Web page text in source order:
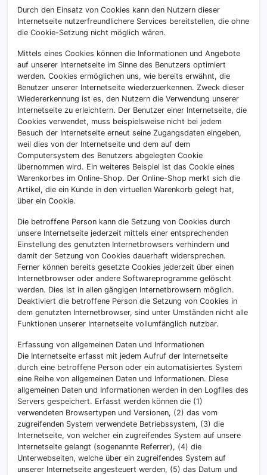
Durch den Einsatz von Cookies kann den Nutzern dieser
Internetseite nutzerfreundlichere Services bereitstellen, die ohne
die Cookie-Setzung nicht möglich wären.
Mittels eines Cookies können die Informationen und Angebote
auf unserer Internetseite im Sinne des Benutzers optimiert
werden. Cookies ermöglichen uns, wie bereits erwähnt, die
Benutzer unserer Internetseite wiederzuerkennen. Zweck dieser
Wiedererkennung ist es, den Nutzern die Verwendung unserer
Internetseite zu erleichtern. Der Benutzer einer Internetseite, die
Cookies verwendet, muss beispielsweise nicht bei jedem
Besuch der Internetseite erneut seine Zugangsdaten eingeben,
weil dies von der Internetseite und dem auf dem
Computersystem des Benutzers abgelegten Cookie
übernommen wird. Ein weiteres Beispiel ist das Cookie eines
Warenkorbes im Online-Shop. Der Online-Shop merkt sich die
Artikel, die ein Kunde in den virtuellen Warenkorb gelegt hat,
über ein Cookie.
Die betroffene Person kann die Setzung von Cookies durch
unsere Internetseite jederzeit mittels einer entsprechenden
Einstellung des genutzten Internetbrowsers verhindern und
damit der Setzung von Cookies dauerhaft widersprechen.
Ferner können bereits gesetzte Cookies jederzeit über einen
Internetbrowser oder andere Softwareprogramme gelöscht
werden. Dies ist in allen gängigen Internetbrowsern möglich.
Deaktiviert die betroffene Person die Setzung von Cookies in
dem genutzten Internetbrowser, sind unter Umständen nicht alle
Funktionen unserer Internetseite vollumfänglich nutzbar.
Erfassung von allgemeinen Daten und Informationen
Die Internetseite erfasst mit jedem Aufruf der Internetseite
durch eine betroffene Person oder ein automatisiertes System
eine Reihe von allgemeinen Daten und Informationen. Diese
allgemeinen Daten und Informationen werden in den Logfiles des
Servers gespeichert. Erfasst werden können die (1)
verwendeten Browsertypen und Versionen, (2) das vom
zugreifenden System verwendete Betriebssystem, (3) die
Internetseite, von welcher ein zugreifendes System auf unsere
Internetseite gelangt (sogenannte Referrer), (4) die
Unterwebseiten, welche über ein zugreifendes System auf
unserer Internetseite angesteuert werden, (5) das Datum und